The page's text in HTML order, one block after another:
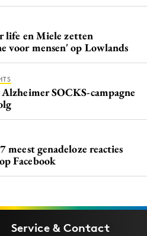
life en Miele zetten
voor mensen' op Lowlands
Alzheimer SOCKS-campagne
meest genadeloze reacties
Facebook
Service & Contact